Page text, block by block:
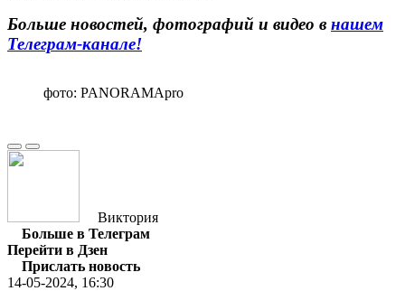
Больше новостей, фотографий и видео в нашем
Телеграм-канале!
фото: PANORAMApro
Виктория
Больше в Телеграм
Перейти в Дзен
Прислать новость
14-05-2024, 16:30